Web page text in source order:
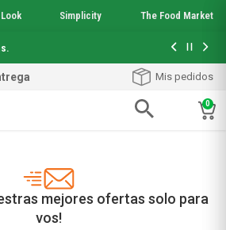
Simplicity The Food Market
Hasta 6
Mis pedidos
0
mejores ofertas solo para
vos!
facial